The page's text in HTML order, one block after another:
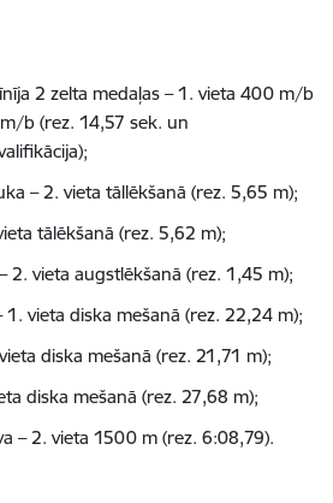
2 zelta medaļas – 1. vieta 400 m/b
b (rez. 14,57 sek. un
– 2. vieta tāllēkšanā (rez. 5,65 m);
tālēkšanā (rez. 5,62 m);
2. vieta augstlēkšanā (rez. 1,45 m);
1. vieta diska mešanā (rez. 22,24 m);
diska mešanā (rez. 21,71 m);
diska mešanā (rez. 27,68 m);
– 2. vieta 1500 m (rez. 6:08,79).